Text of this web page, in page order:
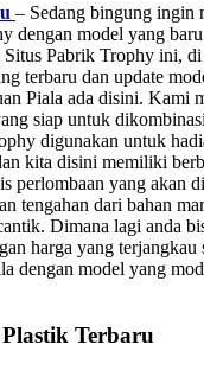
– Sedang bingung ingin
dengan model yang
Situs Pabrik Trophy ini,
terbaru dan update
Piala ada disini. Kami
siap untuk
digunakan untuk
kita disini memiliki
perlombaan yang akan
tengahan dari bahan
Dimana lagi anda
harga yang terjangkau
dengan model yang
Terbaru